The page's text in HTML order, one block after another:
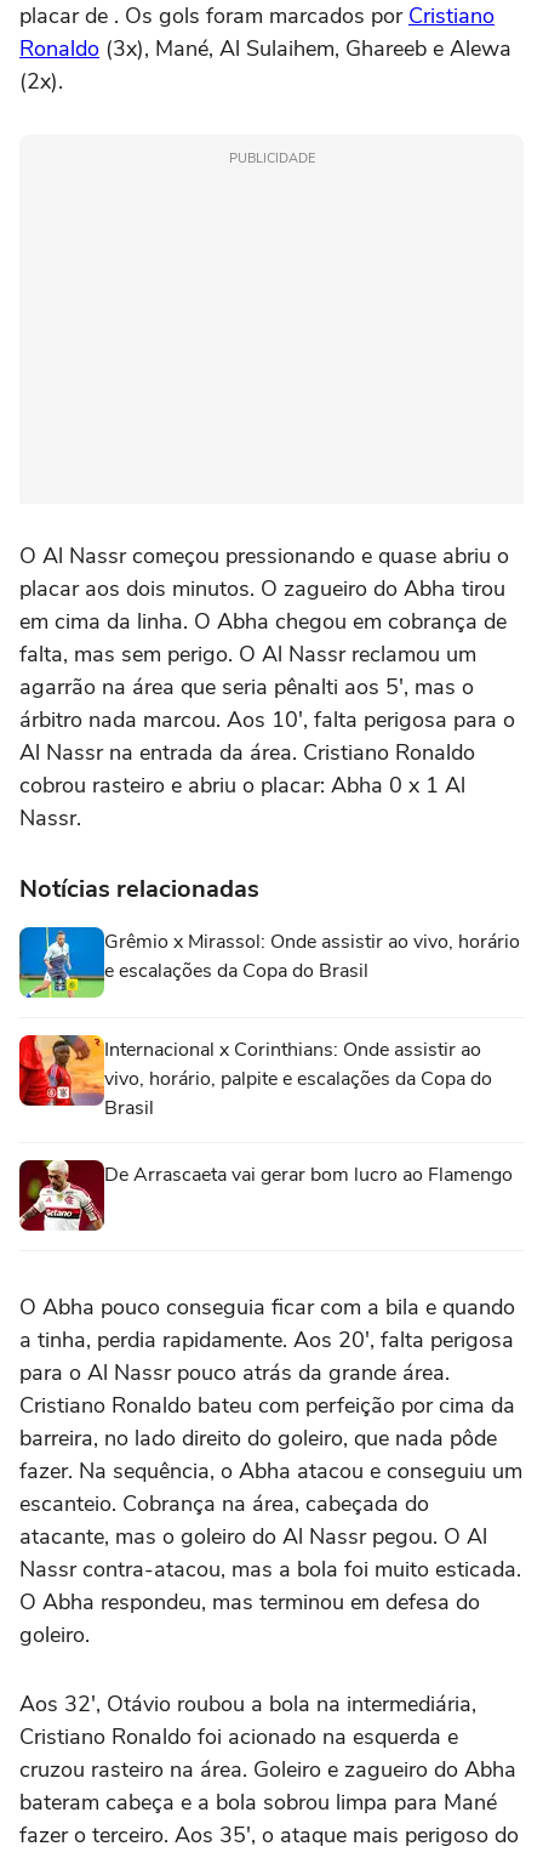
placar de . Os gols foram marcados por Cristiano
Ronaldo (3x), Mané, Al Sulaihem, Ghareeb e Alewa
(2x).
PUBLICIDADE
O Al Nassr começou pressionando e quase abriu o
placar aos dois minutos. O zagueiro do Abha tirou
em cima da linha. O Abha chegou em cobrança de
falta, mas sem perigo. O Al Nassr reclamou um
agarrão na área que seria pênalti aos 5', mas o
árbitro nada marcou. Aos 10', falta perigosa para o
Al Nassr na entrada da área. Cristiano Ronaldo
cobrou rasteiro e abriu o placar: Abha 0 x 1 Al
Nassr.
Notícias relacionadas
Grêmio x Mirassol: Onde assistir ao vivo, horário
e escalações da Copa do Brasil
Internacional x Corinthians: Onde assistir ao
vivo, horário, palpite e escalações da Copa do
Brasil
De Arrascaeta vai gerar bom lucro ao Flamengo
O Abha pouco conseguia ficar com a bila e quando
a tinha, perdia rapidamente. Aos 20', falta perigosa
para o Al Nassr pouco atrás da grande área.
Cristiano Ronaldo bateu com perfeição por cima da
barreira, no lado direito do goleiro, que nada pôde
fazer. Na sequência, o Abha atacou e conseguiu um
escanteio. Cobrança na área, cabeçada do
atacante, mas o goleiro do Al Nassr pegou. O Al
Nassr contra-atacou, mas a bola foi muito esticada.
O Abha respondeu, mas terminou em defesa do
goleiro.
Aos 32', Otávio roubou a bola na intermediária,
Cristiano Ronaldo foi acionado na esquerda e
cruzou rasteiro na área. Goleiro e zagueiro do Abha
bateram cabeça e a bola sobrou limpa para Mané
fazer o terceiro. Aos 35', o ataque mais perigoso do